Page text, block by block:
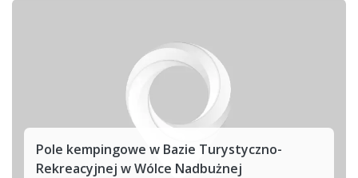
Pole kempingowe w Bazie Turystyczno-
Rekreacyjnej w Wólce Nadbużnej